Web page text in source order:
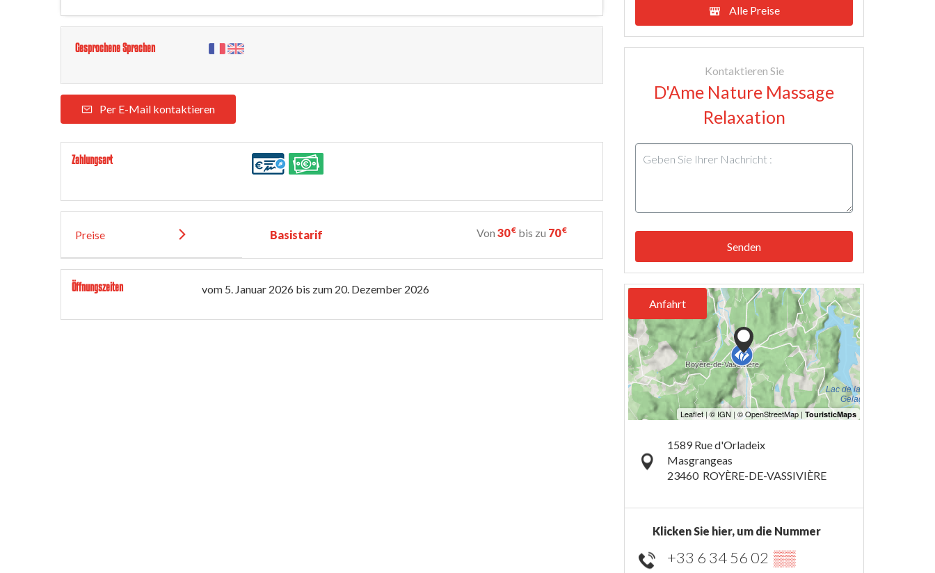
Gesprochene Sprachen
Per E-Mail kontaktieren
Zahlungsart
Preise Basistarif Von30€ bis zu 70€
Öffnungszeiten vom 5. Januar 2026 bis zum 20. Dezember 2026
Alle Preise
Kontaktieren Sie
D'Ame Nature Massage
Relaxation
Senden
Anfahrt
1589 Rue d'Orladeix
Masgrangeas
23460 ROYÈRE-DE-VASSIVIÈRE
Klicken Sie hier, um die Nummer
+33 6 34 56 02 ▒▒